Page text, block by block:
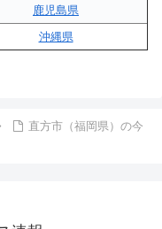
鹿児島県
沖縄県
直方市（福岡県）の今